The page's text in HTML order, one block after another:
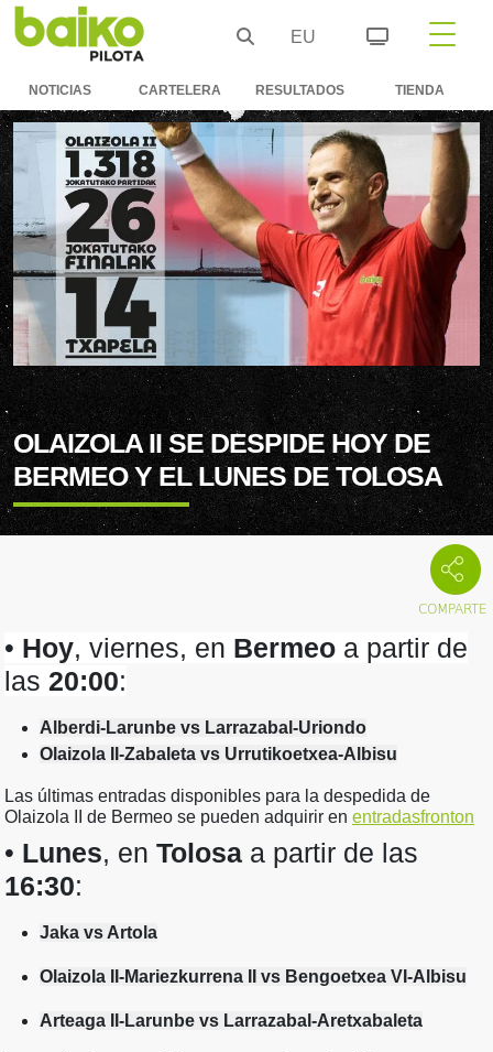
EU
NOTICIAS CARTELERA RESULTADOS TIENDA
OLAIZOLA II SE DESPIDE HOY DE
BERMEO Y EL LUNES DE TOLOSA
• Hoy, viernes, en Bermeo a partir de
las 20:00:
Alberdi-Larunbe vs Larrazabal-Uriondo
Olaizola II-Zabaleta vs Urrutikoetxea-Albisu
Las últimas entradas disponibles para la despedida de
Olaizola II de Bermeo se pueden adquirir en entradasfronton
• Lunes, en Tolosa a partir de las
16:30:
Jaka vs Artola
Olaizola II-Mariezkurrena II vs Bengoetxea VI-Albisu
Arteaga II-Larunbe vs Larrazabal-Aretxabaleta